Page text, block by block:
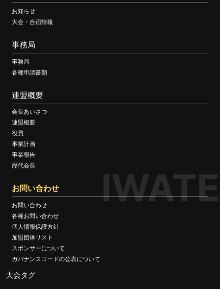
IWATE
お知らせ
大会・合宿情報
事務局
事務局
各種申請書類
連盟概要
会長あいさつ
連盟概要
役員
事業計画
事業報告
歴代会長
お問い合わせ
お問い合わせ
各種お問い合わせ
個人情報保護方針
加盟団体リスト
スポンサーについて
ガバナンスコードの公表について
大会タグ